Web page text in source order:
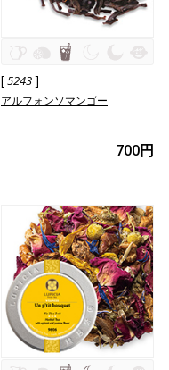
[5243]
アルフォンソマンゴー
700円